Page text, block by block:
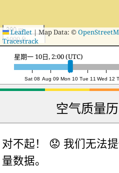
300 m
1000 ft
Leaflet|Map Data: ©
Tracestrack
Sat 08 Aug 09 Mon 10 Tue 11 Wed 12
星期一 10日, 21:00 (UTC)
空气质量历
对不起！ 😟 我们无法
量数据。